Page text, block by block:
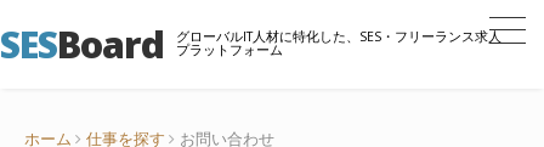
SESBoard グローバルIT人材に特化した、SES・フリーランス求人
プラットフォーム
ホーム 仕事を探す お問い合わせ